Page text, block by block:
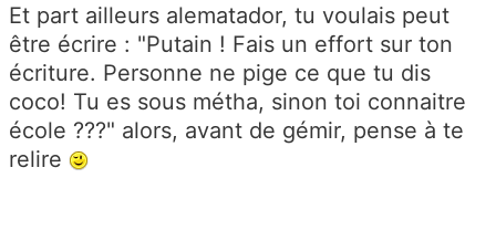
Et part ailleurs alematador, tu voulais peut
être écrire : "Putain ! Fais un effort sur ton
écriture. Personne ne pige ce que tu dis
coco! Tu es sous métha, sinon toi connaitre
école ???" alors, avant de gémir, pense à te
relire